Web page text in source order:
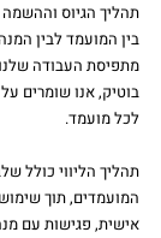
תהליך הגיוס
בין המועמד לבין
מתפיסת העבודה
בוטיק, אנו שומרים
לכל מועמד.
תהליך הליווי כולל
המועמדים, תוך
אישית, פגישות עם